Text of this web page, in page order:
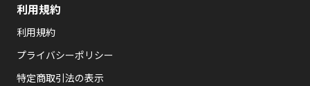
利用規約
利用規約
プライバシーポリシー
特定商取引法の表示